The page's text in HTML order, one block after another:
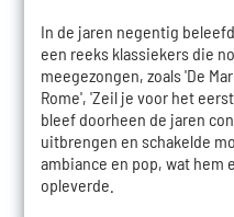
In de jaren negentig
een reeks klassiekers die
meegezongen, zoals 'De
Rome', 'Zeil je voor het
bleef doorheen de jaren
uitbrengen en schakelde
ambiance en pop, wat hem
opleverde.